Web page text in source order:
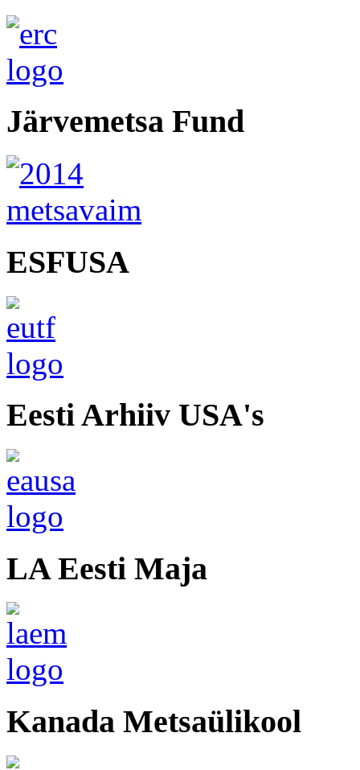
Järvemetsa Fund
ESFUSA
Eesti Arhiiv USA's
LA Eesti Maja
Kanada Metsaülikool